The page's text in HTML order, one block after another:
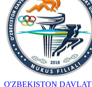
O'ZBEKISTON DAVLAT